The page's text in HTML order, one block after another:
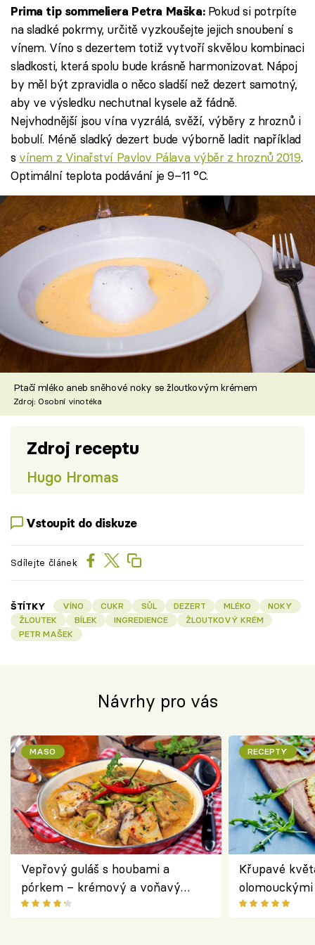
Prima tip sommeliera Petra Maška:Pokud si potrpíte
na sladké pokrmy, určitě vyzkoušejte jejich snoubení s
vínem. Víno s dezertem totiž vytvoří skvělou kombinaci
sladkosti, která spolu bude krásně harmonizovat. Nápoj
by měl být zpravidla o něco sladší než dezert samotný,
aby ve výsledku nechutnal kysele až fádně.
Nejvhodnější jsou vína vyzrálá, svěží, výběry z hroznů i
bobulí. Méně sladký dezert bude výborně ladit například
s vínem z Vinařství Pavlov Pálava výběr z hroznů 2019.
Optimální teplota podávání je 9–11 °C.
Ptačí mléko aneb sněhové noky se žloutkovým krémem
Zdroj: Osobní vinotéka
Zdroj receptu
Hugo Hromas
Vstoupit do diskuze
Sdílejte článek
ŠTÍTKY VÍNO CUKR SŮL DEZERT MLÉKO
NOKY
ŽLOUTEK
BÍLEK INGREDIENCE
ŽLOUTKOVÝ KRÉM
PETR MAŠEK
Návrhy pro vás
MASO
Vepřový guláš s houbami a
pórkem – krémový a voňavý
pokrm z jednoho hrnce
RECEPTY
Křupavé
bezlepkový